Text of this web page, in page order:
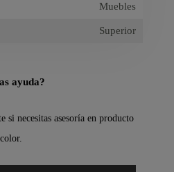
Muebles
Superior
ayuda?
si necesitas asesoría en producto